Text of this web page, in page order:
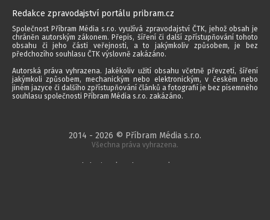
Redakce zpravodajství portálu pribram.cz
Společnost Příbram Média s.r.o. využívá zpravodajství ČTK, jehož obsah je
chráněn autorským zákonem. Přepis, šíření či další zpřístupňování tohoto
obsahu či jeho části veřejnosti, a to jakýmkoliv způsobem, je bez
předchozího souhlasu ČTK výslovně zakázáno.
Autorská práva vyhrazena. Jakékoliv užití obsahu včetně převzetí, šíření
jakýmkoli způsobem, mechanickým nebo elektronickým, v českém nebo
jiném jazyce či dalšího zpřístupňování článků a fotografií je bez písemného
souhlasu společnosti Příbram Média s.r.o. zakázáno.
2014 - 2026 © Příbram Média s.r.o.
Všechna práva vyhrazena.
webdesign | websystem | KAO.cz